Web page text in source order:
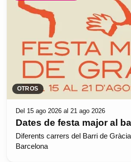
OTROS
Del 15 ago 2026 al 21 ago 2026
Dates de festa major al
Diferents carrers del Barri de Gràcia
Barcelona